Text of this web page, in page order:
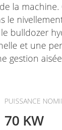
la
le
bulldozer
et une
gestion
PUISSANCE
70 KW